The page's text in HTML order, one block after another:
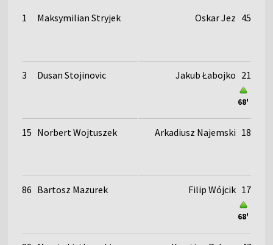
1 Maksymilian Stryjek
3 Dusan Stojinovic
15 Norbert Wojtuszek
86 Bartosz Mazurek
Oskar Jez 45
68'
Jakub Łabojko 21
Arkadiusz Najemski 18
68'
Filip Wójcik 17